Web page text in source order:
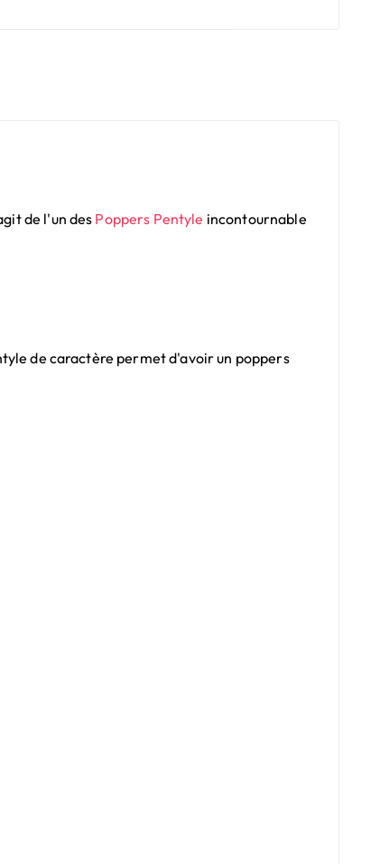
de l'un des Poppers Pentyle incontournable
de caractère permet d'avoir un poppers